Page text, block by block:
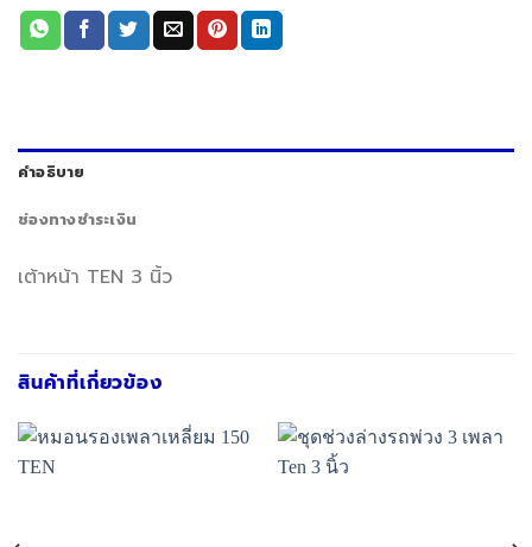
คำอธิบาย
ช่องทางชำระเงิน
เต้าหน้า TEN 3 นิ้ว
สินค้าที่เกี่ยวข้อง